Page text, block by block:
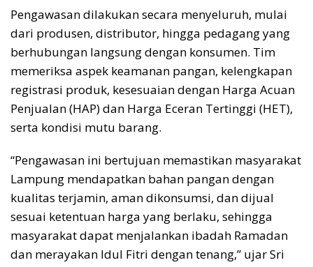
Pengawasan dilakukan secara menyeluruh, mulai
dari produsen, distributor, hingga pedagang yang
berhubungan langsung dengan konsumen. Tim
memeriksa aspek keamanan pangan, kelengkapan
registrasi produk, kesesuaian dengan Harga Acuan
Penjualan (HAP) dan Harga Eceran Tertinggi (HET),
serta kondisi mutu barang.
“Pengawasan ini bertujuan memastikan masyarakat
Lampung mendapatkan bahan pangan dengan
kualitas terjamin, aman dikonsumsi, dan dijual
sesuai ketentuan harga yang berlaku, sehingga
masyarakat dapat menjalankan ibadah Ramadan
dan merayakan Idul Fitri dengan tenang,” ujar Sri